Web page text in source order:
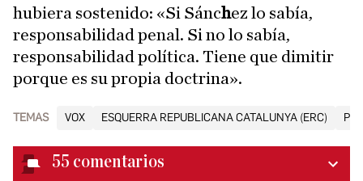
hubiera sostenido: «Si Sánchez lo sabía,
responsabilidad penal. Si no lo sabía,
responsabilidad política. Tiene que dimitir
porque es su propia doctrina».
TEMAS VOX ESQUERRA REPUBLICANA CATALUNYA (ERC)
55 comentarios